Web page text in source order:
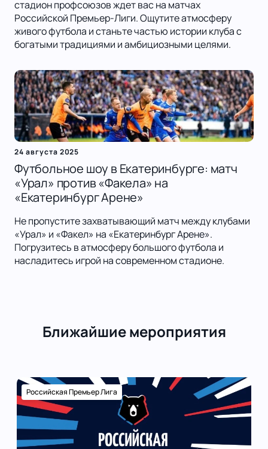
стадион профсоюзов ждет вас на матчах
Российской Премьер-Лиги. Ощутите атмосферу
живого футбола и станьте частью истории клуба с
богатыми традициями и амбициозными целями.
24 августа 2025
Футбольное шоу в Екатеринбурге: матч
«Урал» против «Факела» на
«Екатеринбург Арене»
Не пропустите захватывающий матч между клубами
«Урал» и «Факел» на «Екатеринбург Арене».
Погрузитесь в атмосферу большого футбола и
насладитесь игрой на современном стадионе.
Ближайшие мероприятия
Российская Премьер Лига